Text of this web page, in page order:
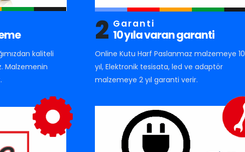
kaliteli
Malzemenin
2 Garanti
10 yıla varan garanti
Online Kutu Harf Paslanmaz malzemeye 10
yıl, Elektronik tesisata, led ve adaptör
malzemeye 2 yıl garanti verir.